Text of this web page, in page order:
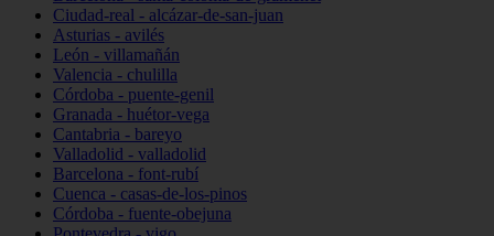
Ciudad-real - alcázar-de-san-juan
Asturias - avilés
León - villamañán
Valencia - chulilla
Córdoba - puente-genil
Granada - huétor-vega
Cantabria - bareyo
Valladolid - valladolid
Barcelona - font-rubí
Cuenca - casas-de-los-pinos
Córdoba - fuente-obejuna